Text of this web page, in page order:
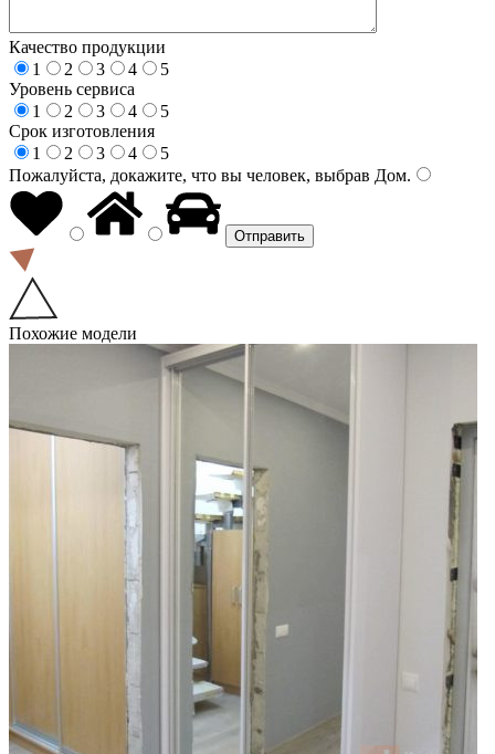
Качество продукции
1
2 3 4
5
Уровень сервиса
1
2 3 4
5
Срок изготовления
1
2 3 4
5
Пожалуйста, докажите, что вы человек, выбрав Дом.
Похожие модели